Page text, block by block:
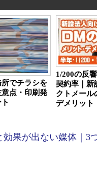
でチラシを
点・印刷発
1/200の反
契約率｜新
クトメール
デメリット
効果が出ない媒体｜3